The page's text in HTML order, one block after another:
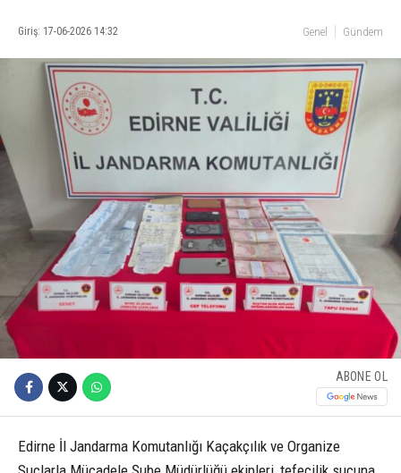
Giriş: 17-06-2026 14:32 Genel Gündem
ABONE OL
Edirne İl Jandarma Komutanlığı Kaçakçılık ve Organize